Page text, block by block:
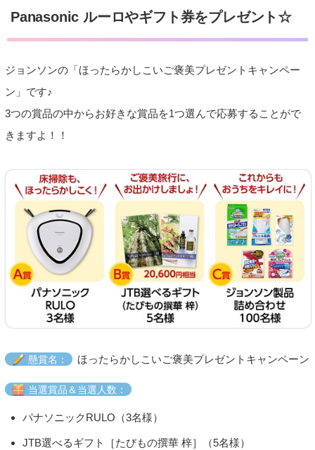
Panasonic ルーロやギフト券をプレゼント☆
ジョンソンの「ほったらかしこいご褒美プレゼントキャンペー
ン」です♪
3つの賞品の中からお好きな賞品を1つ選んで応募することがで
きますよ！！
懸賞名： ほったらかしこいご褒美プレゼントキャンペーン
当選賞品＆当選人数：
パナソニックRULO（3名様）
JTB選べるギフト［たびもの撰華 梓］（5名様）